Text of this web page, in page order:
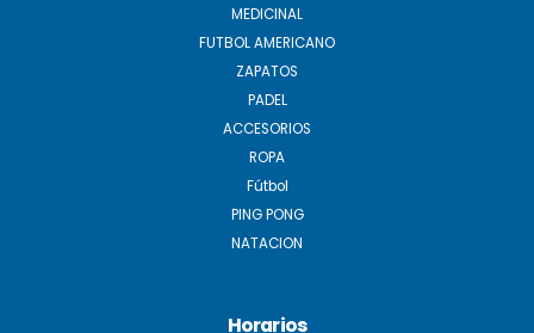
MEDICINAL
FUTBOL AMERICANO
ZAPATOS
PADEL
ACCESORIOS
ROPA
Fútbol
PING PONG
NATACION
Horarios